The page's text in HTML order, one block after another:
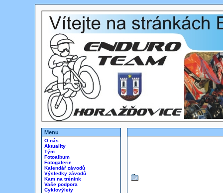
Menu
O nás
Aktuality
Tým
Fotoalbum
Fotogalerie
Kalendář závodů
Výsledky závodů
Kam na trénink
Vaše podpora
Cyklovýlety